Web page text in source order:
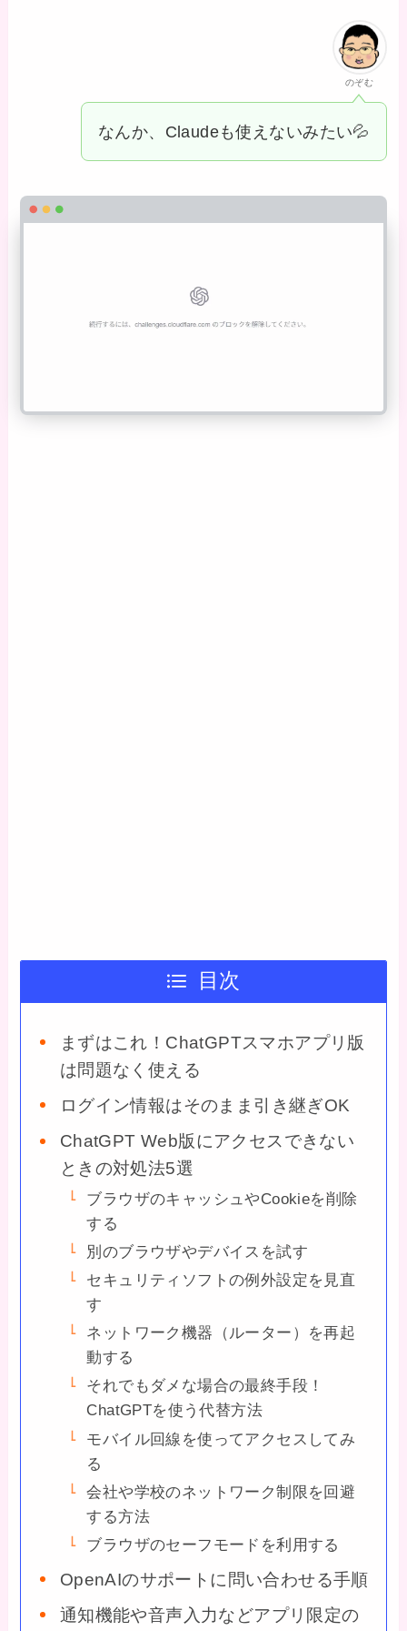
のぞむ
なんか、Claudeも使えないみたい💦
目次
まずはこれ！ChatGPTスマホアプリ版
は問題なく使える
ログイン情報はそのまま引き継ぎOK
ChatGPT Web版にアクセスできない
ときの対処法5選
ブラウザのキャッシュやCookieを削除
する
別のブラウザやデバイスを試す
セキュリティソフトの例外設定を見直
す
ネットワーク機器（ルーター）を再起
動する
それでもダメな場合の最終手段！
ChatGPTを使う代替方法
モバイル回線を使ってアクセスしてみ
る
会社や学校のネットワーク制限を回避
する方法
ブラウザのセーフモードを利用する
OpenAIのサポートに問い合わせる手順
通知機能や音声入力などアプリ限定の